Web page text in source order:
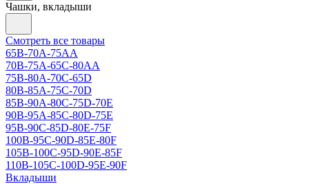
Чашки, вкладыши
Смотреть все товары
65B-70A-75АА
70В-75А-65С-80АА
75В-80А-70С-65D
80В-85А-75С-70D
85В-90А-80С-75D-70E
90B-95A-85C-80D-75E
95B-90C-85D-80E-75F
100B-95C-90D-85E-80F
105B-100C-95D-90E-85F
110B-105C-100D-95E-90F
Вкладыши